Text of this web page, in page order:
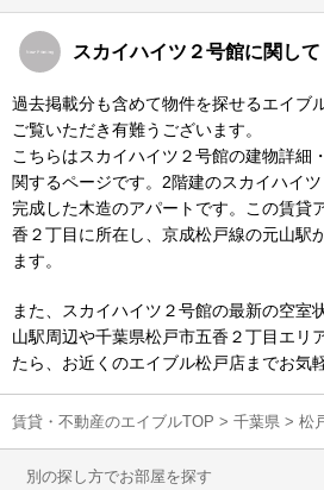
スカイハイツ２号館に関して
過去掲載分も含めて物件を探せるエイブ
ご覧いただき有難うございます。
こちらはスカイハイツ２号館の建物詳細
関するページです。2階建のスカイハイ
完成した木造のアパートです。この賃貸
香２丁目に所在し、京成松戸線の元山駅
ます。
また、スカイハイツ２号館の最新の空室
山駅周辺や千葉県松戸市五香２丁目エリ
たら、お近くのエイブル松戸店までお気
賃貸・不動産のエイブルTOP > 千葉県 > 松
別の探し方でお部屋を探す